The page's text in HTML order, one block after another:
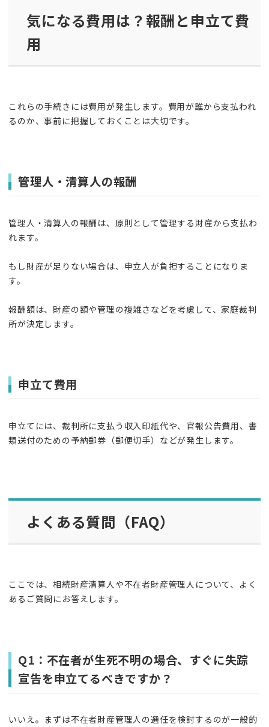
気になる費用は？報酬と申立て費
用
これらの手続きには費用が発生します。費用が誰から支払われ
るのか、事前に把握しておくことは大切です。
管理人・清算人の報酬
管理人・清算人の報酬は、原則として管理する財産から支払わ
れます。
もし財産が足りない場合は、申立人が負担することになりま
す。
報酬額は、財産の額や管理の複雑さなどを考慮して、家庭裁判
所が決定します。
申立て費用
申立てには、裁判所に支払う収入印紙代や、官報公告費用、書
類送付のための予納郵券（郵便切手）などが発生します。
よくある質問（FAQ）
ここでは、相続財産清算人や不在者財産管理人について、よく
あるご質問にお答えします。
Q1：不在者が生死不明の場合、すぐに失踪
宣告を申立てるべきですか？
いいえ。まずは不在者財産管理人の選任を検討するのが一般的